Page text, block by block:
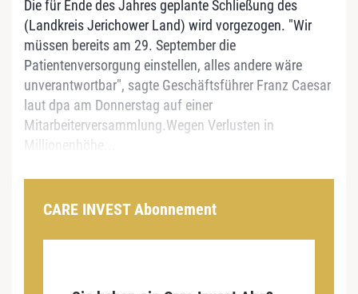
Die für Ende des Jahres geplante Schließung des
(Landkreis Jerichower Land) wird vorgezogen. "Wir
müssen bereits am 29. September die
Patientenversorgung einstellen, alles andere wäre
unverantwortbar", sagte Geschäftsführer Franz Caesar
laut dpa am Donnerstag auf einer
Mitarbeiterversammlung.Wegen Verlusten in
Millionenhöhe...
CARE INVEST Abonnement